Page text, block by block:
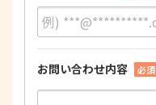
お問い合わせ内容 必須